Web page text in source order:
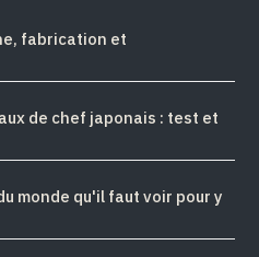
fabrication et
de chef japonais : test et
monde qu'il faut voir pour y